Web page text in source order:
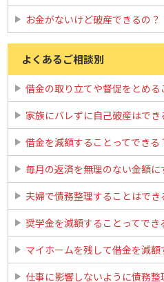
お金がないけど破産できるの？
よくあるご相談別
借金の取り立てや督促をとめる
家族にバレずに自己破産はでき
借金を減額することってできる
毎月の返済を無理のない金額に
夫婦で債務整理することはでき
奨学金を減額することってでき
マイホームを残して借金を減額
仕事に影響しないように債務整